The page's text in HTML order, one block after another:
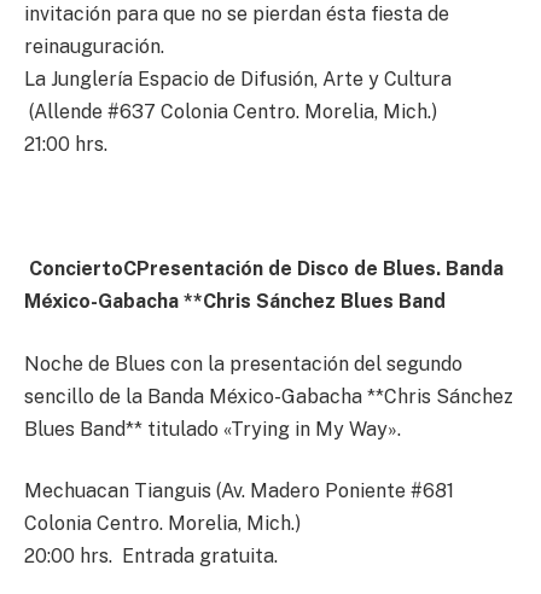
invitación para que no se pierdan ésta fiesta de
reinauguración.
La Junglería Espacio de Difusión, Arte y Cultura
(Allende #637 Colonia Centro. Morelia, Mich.)
21:00 hrs.
ConciertoCPresentación de Disco de Blues. Banda
México-Gabacha **Chris Sánchez Blues Band
Noche de Blues con la presentación del segundo
sencillo de la Banda México-Gabacha **Chris Sánchez
Blues Band** titulado «Trying in My Way».
Mechuacan Tianguis (Av. Madero Poniente #681
Colonia Centro. Morelia, Mich.)
20:00 hrs. Entrada gratuita.